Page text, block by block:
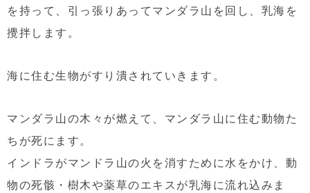
を持って、引っ張りあってマンダラ山を回し、乳海を
攪拌します。
海に住む生物がすり潰されていきます。
マンダラ山の木々が燃えて、マンダラ山に住む動物た
ちが死にます。
インドラがマンドラ山の火を消すために水をかけ、動
物の死骸・樹木や薬草のエキスが乳海に流れ込みま